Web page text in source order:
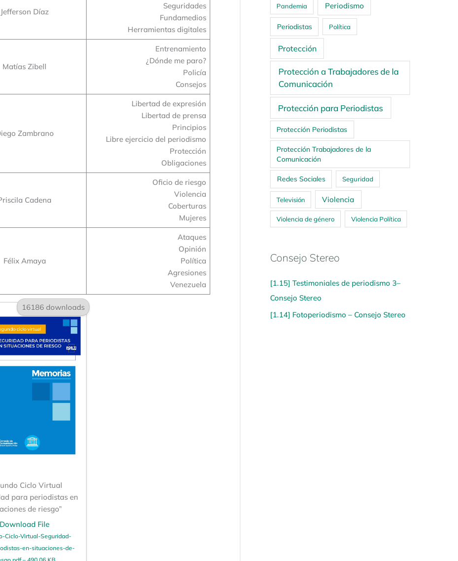
Jefferson Díaz
Seguridades
Fundamedios
Herramientas digitales
Matías Zibell
Entrenamiento
¿Dónde me paro?
Policía
Consejos
Zambrano
Libertad de expresión
Libertad de prensa
Principios
Libre ejercicio del periodismo
Protección
Obligaciones
Cadena
Oficio de riesgo
Violencia
Coberturas
Mujeres
Félix Amaya
Ataques
Opinión
Política
Agresiones
Venezuela
16186 downloads
Ciclo Virtual
para periodistas en
de riesgo”
Download File
Ciclo-Virtual-Seguridad-
en-situaciones-de-
Pandemia Periodismo
Periodistas Política
Protección
Protección a Trabajadores de la
Comunicación
Protección para Periodistas
Protección Periodistas
Protección Trabajadores de la
Comunicación
Redes Sociales Seguridad
Televisión Violencia
Violencia de género Violencia Política
Consejo Stereo
[1.15] Testimoniales de periodismo 3–
Consejo Stereo
[1.14] Fotoperiodismo – Consejo Stereo